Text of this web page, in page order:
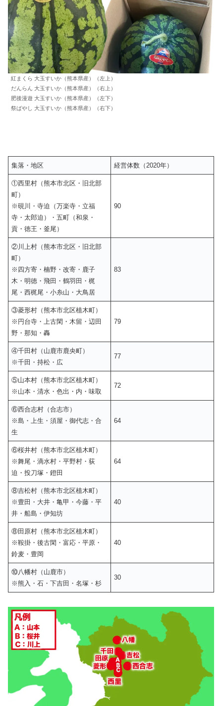
紅まくら 大玉すいか（熊本県産）（左上）
だんらん 大玉すいか（熊本県産）（右上）
肥後漫遊 大玉すいか（熊本県産）（左下）
祭ばやし 大玉すいか（熊本県産）（右下）
集落・地区 経営体数（2020年）
①西里村（熊本市北区・旧北部
町）
※硯川・寺迫（万楽寺・立福
寺・太郎迫）・五町（和泉・
貢・徳王・釜尾）
90
②川上村（熊本市北区・旧北部
町）
※四方寄・楠野・改寄・鹿子
木・明徳・飛田・鶴羽田・梶
尾・西梶尾・小糸山・大鳥居
83
③菱形村（熊本市北区植木町）
※円台寺・上古閑・木留・辺田
野・那知・轟
79
④千田村（山鹿市鹿央町）
※千田・持松・広
77
⑤山本村（熊本市北区植木町）
※山本・清水・色出・内・味取
72
⑥西合志村（合志市）
※島・上生・須屋・御代志・合
生
64
⑥桜井村（熊本市北区植木町）
※舞尾・滴水村・平野村・荻
迫・投刀塚・鐙田
64
⑧吉松村（熊本市北区植木町）
※豊田・大井・亀甲・今藤・平
井・船島・伊知坊
40
⑧田原村（熊本市北区植木町）
※鞍掛・後古閑・富応・平原・
鈴麦・豊岡
40
⑩八幡村（山鹿市）
※熊入・石・下吉田・名塚・杉
30